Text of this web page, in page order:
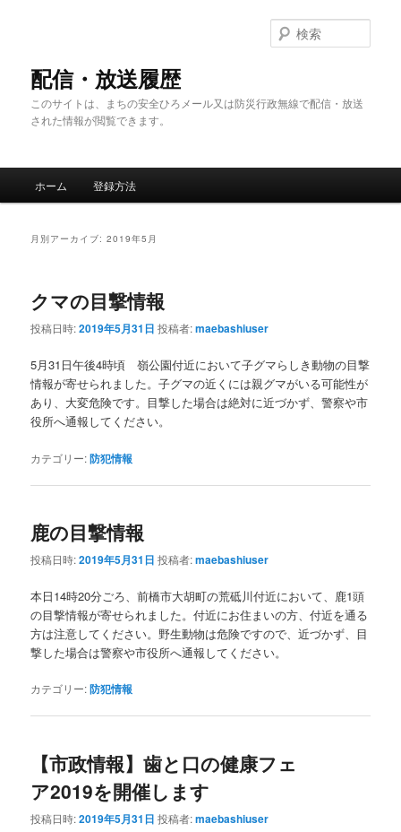
配信・放送履歴
このサイトは、まちの安全ひろメール又は防災行政無線で配信・放送
された情報が閲覧できます。
索
ホーム 登録方法
月別アーカイブ:2019年5月
クマの目撃情報
投稿日時:2019年5月31日 投稿者:maebashiuser
5月31日午後4時頃 嶺公園付近において子グマらしき動物の目撃
情報が寄せられました。子グマの近くには親グマがいる可能性が
あり、大変危険です。目撃した場合は絶対に近づかず、警察や市
役所へ通報してください。
カテゴリー:防犯情報
鹿の目撃情報
投稿日時:2019年5月31日 投稿者:maebashiuser
本日14時20分ごろ、前橋市大胡町の荒砥川付近において、鹿1頭
の目撃情報が寄せられました。付近にお住まいの方、付近を通る
方は注意してください。野生動物は危険ですので、近づかず、目
撃した場合は警察や市役所へ通報してください。
カテゴリー:防犯情報
【市政情報】歯と口の健康フェ
ア2019を開催します
投稿日時:2019年5月31日 投稿者:maebashiuser